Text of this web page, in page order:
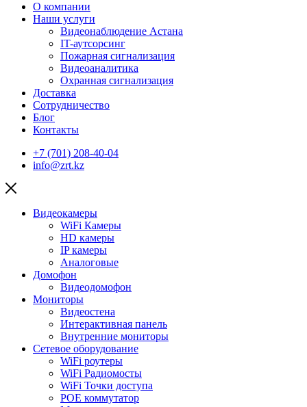
О компании
Наши услуги
Видеонаблюдение Астана
IT-аутсорсинг
Пожарная сигнализация
Видеоаналитика
Охранная сигнализация
Доставка
Сотрудничество
Блог
Контакты
+7 (701) 208-40-04
info@zrt.kz
Видеокамеры
WiFi Камеры
HD камеры
IP камеры
Аналоговые
Домофон
Видеодомофон
Мониторы
Видеостена
Интерактивная панель
Внутренние мониторы
Сетевое оборудование
WiFi роутеры
WiFi Радиомосты
WiFi Точки доступа
POE коммутатор